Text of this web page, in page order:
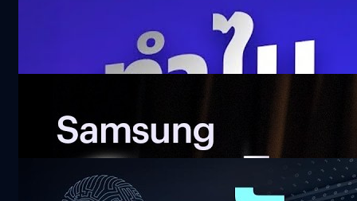
302.5k views 13 days ago
558.4k views 17 days ago
ไอเดียเด็ด Pitching โหดกับโจทย์สุดหิน ! True
ALPHA 2026